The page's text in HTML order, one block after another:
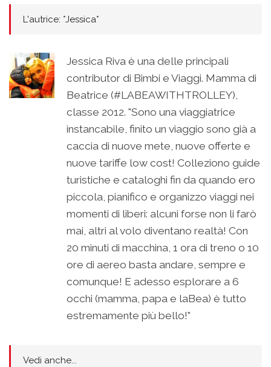
L'autrice: *Jessica*
Jessica Riva è una delle principali
contributor di Bimbi e Viaggi. Mamma di
Beatrice (#LABEAWITHTROLLEY),
classe 2012. "Sono una viaggiatrice
instancabile, finito un viaggio sono già a
caccia di nuove mete, nuove offerte e
nuove tariffe low cost! Colleziono guide
turistiche e cataloghi fin da quando ero
piccola, pianifico e organizzo viaggi nei
momenti di liberi: alcuni forse non li farò
mai, altri al volo diventano realtà! Con
20 minuti di macchina, 1 ora di treno o 10
ore di aereo basta andare, sempre e
comunque! E adesso esplorare a 6
occhi (mamma, papa e laBea) è tutto
estremamente più bello!"
Vedi anche...